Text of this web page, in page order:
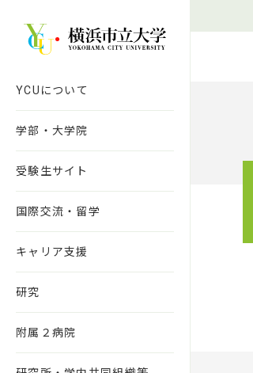
YCUについて
学部・大学院
受験生サイト
国際交流・留学
キャリア支援
研究
附属２病院